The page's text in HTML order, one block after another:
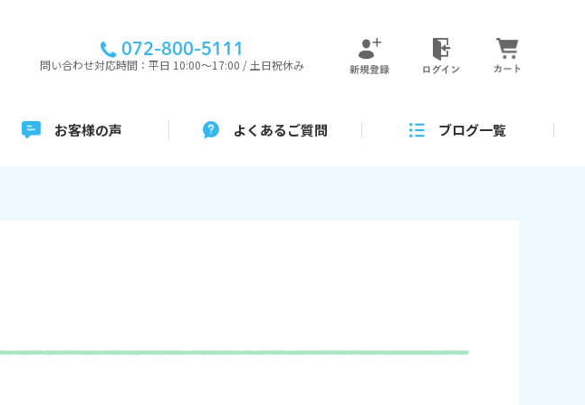
072-800-5111
問い合わせ対応時間：平日 10:00〜17:00 / 土日祝休み
お客様の声 よくあるご質問 ブログ一覧